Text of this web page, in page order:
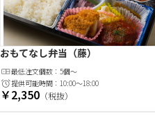
おもてなし弁当（藤）
最低注文個数： 5個～
提供可能時間： 10:00～18:00
￥2,350（税抜）